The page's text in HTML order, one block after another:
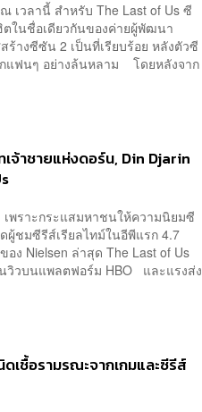
เวลานี้ สำหรับ The Last of Us ซี
ตในชื่อเดียวกันของค่ายผู้พัฒนา
ร้างซีซัน 2 เป็นที่เรียบร้อย หลังตัวซี
กแฟนๆ อย่างล้นหลาม โดยหลังจาก
จ้าชายแห่งดอร์น, Din Djarin
เพราะกระแสมหาชนให้ความนิยมซี
ผู้ชมซีรีส์เรียลไทม์ในอีพีแรก 4.7
ง Nielsen ล่าสุด The Last of Us
วิวบนแพลตฟอร์ม HBO และแรงส่ง
เชื้อรามรณะจากเกมและซีรีส์